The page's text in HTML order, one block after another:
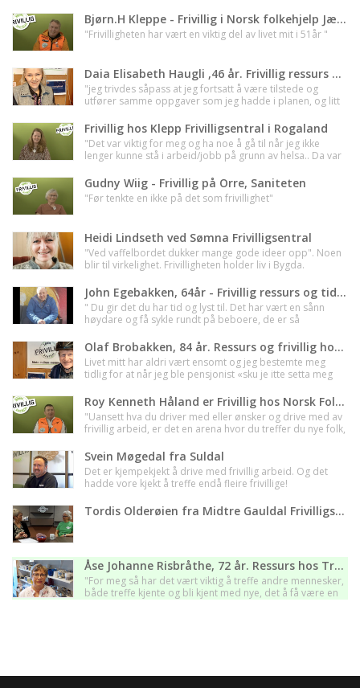
Bjørn.H Kleppe - Frivillig i Norsk folkehjelp Jæren
"Frivilligheten har vært en viktig del av livet mit i 51år "
Daia Elisabeth Haugli ,46 år. Frivillig ressurs hos Løten Frivilligsentral - Innlandet
"jeg trivdes såpass at jeg fortsatt å være tilstede og
utfører samme oppgaver som jeg hadde i planen, og litt
Frivillig hos Klepp Frivilligsentral i Rogaland
"Det var viktig for meg og ha noe å gå til når jeg ikke
lenger kunne stå i arbeid/jobb på grunn av helsa.. Da var
betyr noe for andre, og jeg utgjør en forskjell for andre"
Gudny Wiig - Frivillig på Orre, Saniteten
"Før tenkte en ikke på det som frivillighet"
Heidi Lindseth ved Sømna Frivilligsentral
"Ved vaffelbordet dukker mange gode ideer opp". Noen
blir til virkelighet. Frivilligheten holder liv i Bygda.
John Egebakken, 64år - Frivillig ressurs og tidgiver hos Blåkors Kristiansand
" Du gir det du har tid og lyst til. Det har vært en sånn
høydare og få sykle rundt på beboere, de er så
Olaf Brobakken, 84 år. Ressurs og frivillig hos Løten Frivilligsentral - Innlandet
Livet mitt har aldri vært ensomt og jeg bestemte meg
tidlig for at når jeg ble pensjonist «sku je itte setta meg
Roy Kenneth Håland er Frivillig hos Norsk Folkehjelp i Hå - Rogaland. " Det hele startet med et veddemål "
"Uansett hva du driver med eller ønsker og drive med av
frivillig arbeid, er det en arena hvor du treffer du nye folk,
Svein Møgedal fra Suldal
Det er kjempekjekt å drive med frivillig arbeid. Og det
hadde vore kjekt å treffe endå fleire frivillige!
Tordis Olderøien fra Midtre Gauldal Frivilligsentral
Åse Johanne Risbråthe, 72 år. Ressurs hos Trøgstad Frivilligsentral - Viken
"For meg så har det vært viktig å treffe andre mennesker,
både treffe kjente og bli kjent med nye, det å få være en